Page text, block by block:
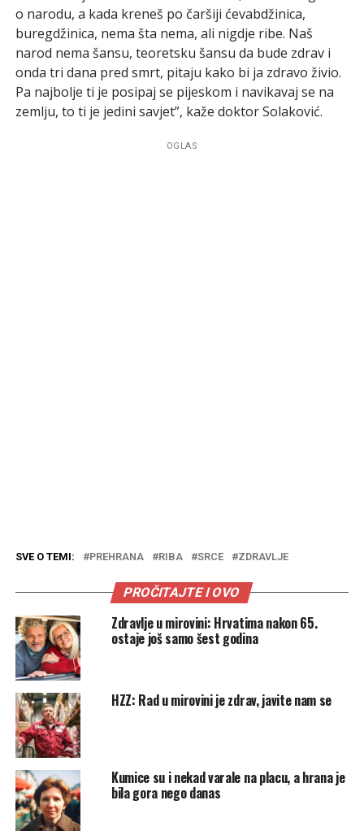
o narodu, a kada kreneš po čaršiji ćevabdžinica,
buregdžinica, nema šta nema, ali nigdje ribe. Naš
narod nema šansu, teoretsku šansu da bude zdrav i
onda tri dana pred smrt, pitaju kako bi ja zdravo živio.
Pa najbolje ti je posipaj se pijeskom i navikavaj se na
zemlju, to ti je jedini savjet”, kaže doktor Solaković.
OGLAS
SVE O TEMI: PREHRANA RIBA SRCE ZDRAVLJE
PROČITAJTE I OVO
Zdravlje u mirovini: Hrvatima nakon 65.
ostaje još samo šest godina
HZZ: Rad u mirovini je zdrav, javite nam se
Kumice su i nekad varale na placu, a hrana je
bila gora nego danas